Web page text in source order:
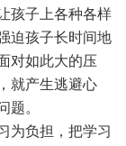
孩子上各种各样
迫孩子长时间地
对如此大的压
就产生逃避心
题。
为负担，把学习